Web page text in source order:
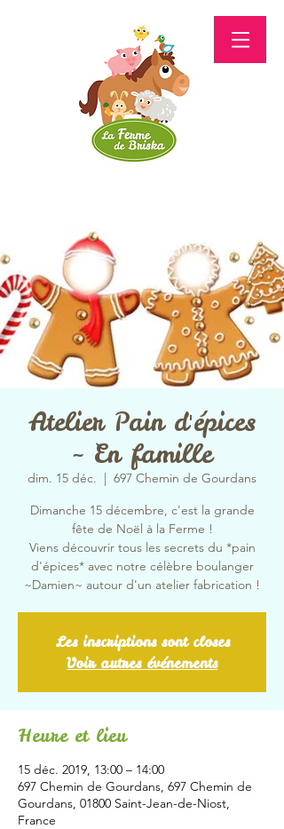
Atelier Pain d'épices
~ En famille
dim. 15 déc.
  |
697 Chemin de Gourdans
Dimanche 15 décembre, c'est la grande
fête de Noël à la Ferme !
Viens découvrir tous les secrets du *pain
d'épices* avec notre célèbre boulanger
~Damien~ autour d'un atelier fabrication !
Les inscriptions sont closes
Voir autres événements
Heure et lieu
15 déc. 2019, 13:00 – 14:00
697 Chemin de Gourdans, 697 Chemin de
Gourdans, 01800 Saint-Jean-de-Niost,
France